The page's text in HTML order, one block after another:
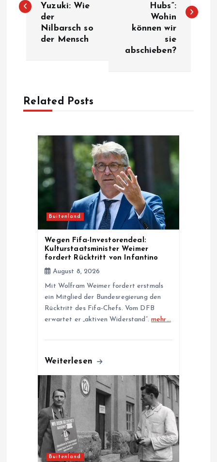
s
v
Yuzuki: Wie
der
Nilbarsch so
der Mensch
Hubs“:
Wohin
können wir
sie
abschieben?
Related Posts
Buitenland
Wegen Fifa-Investorendeal:
Kulturstaatsminister Weimer
fordert Rücktritt von Infantino
August 8, 2026
Mit Wolfram Weimer fordert erstmals
ein Mitglied der Bundesregierung den
Rücktritt des Fifa-Chefs. Vom DFB
erwartet er „aktiven Widerstand“.mehr…
Weiterlesen
Buitenland